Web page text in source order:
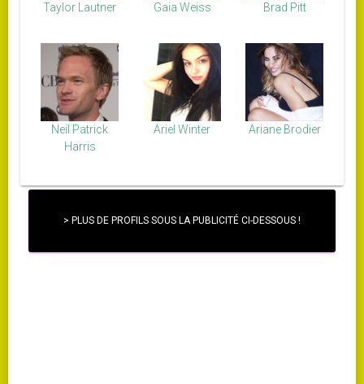
Taylor Lautner Gaia Weiss Brad Pitt
Neil Patrick
Harris
Ariel Winter Ariane Brodier
> PLUS DE PROFILS SOUS LA PUBLICITÉ CI-DESSOUS !